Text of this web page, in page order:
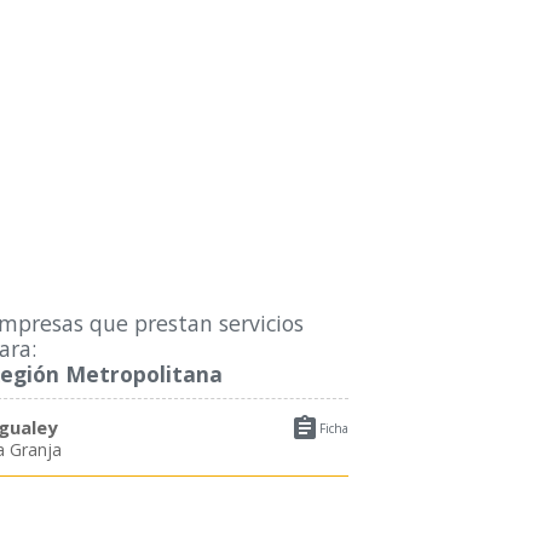
que prestan servicios
Metropolitana
 Ficha
Granja